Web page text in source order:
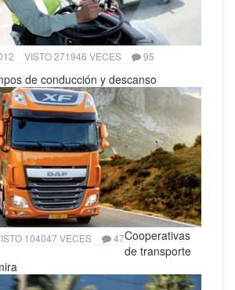
VISTO 271946 VECES 95
de conducción y descanso
104047 VECES 47Cooperativas
de transporte